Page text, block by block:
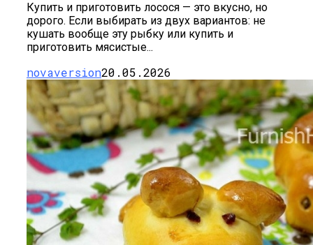
Купить и приготовить лосося — это вкусно, но
дорого. Если выбирать из двух вариантов: не
кушать вообще эту рыбку или купить и
приготовить мясистые...
novaversion20.05.2026